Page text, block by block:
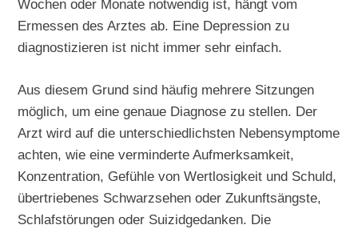
Wochen oder Monate notwendig ist, hängt vom
Ermessen des Arztes ab. Eine Depression zu
diagnostizieren ist nicht immer sehr einfach.
Aus diesem Grund sind häufig mehrere Sitzungen
möglich, um eine genaue Diagnose zu stellen. Der
Arzt wird auf die unterschiedlichsten Nebensymptome
achten, wie eine verminderte Aufmerksamkeit,
Konzentration, Gefühle von Wertlosigkeit und Schuld,
übertriebenes Schwarzsehen oder Zukunftsängste,
Schlafstörungen oder Suizidgedanken. Die